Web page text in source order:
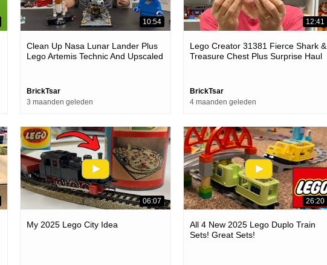
10:54
Clean Up Nasa Lunar Lander Plus
Lego Artemis Technic And Upscaled
BrickTsar
3 maanden geleden
12:41
Lego Creator 31381 Fierce Shark &
Treasure Chest Plus Surprise Haul
BrickTsar
4 maanden geleden
06:07
My 2025 Lego City Idea
26:20
All 4 New 2025 Lego Duplo Train
Sets! Great Sets!